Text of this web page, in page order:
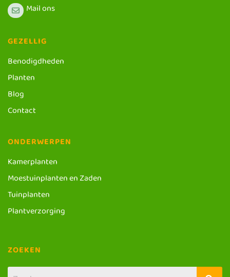
Mail ons
GEZELLIG
Benodigdheden
Planten
Blog
Contact
ONDERWERPEN
Kamerplanten
Moestuinplanten en Zaden
Tuinplanten
Plantverzorging
ZOEKEN